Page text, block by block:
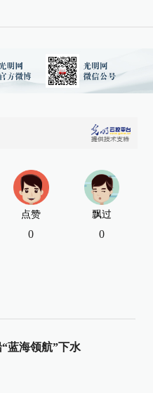
点赞
0
飘过
0
蓝海领航”下水